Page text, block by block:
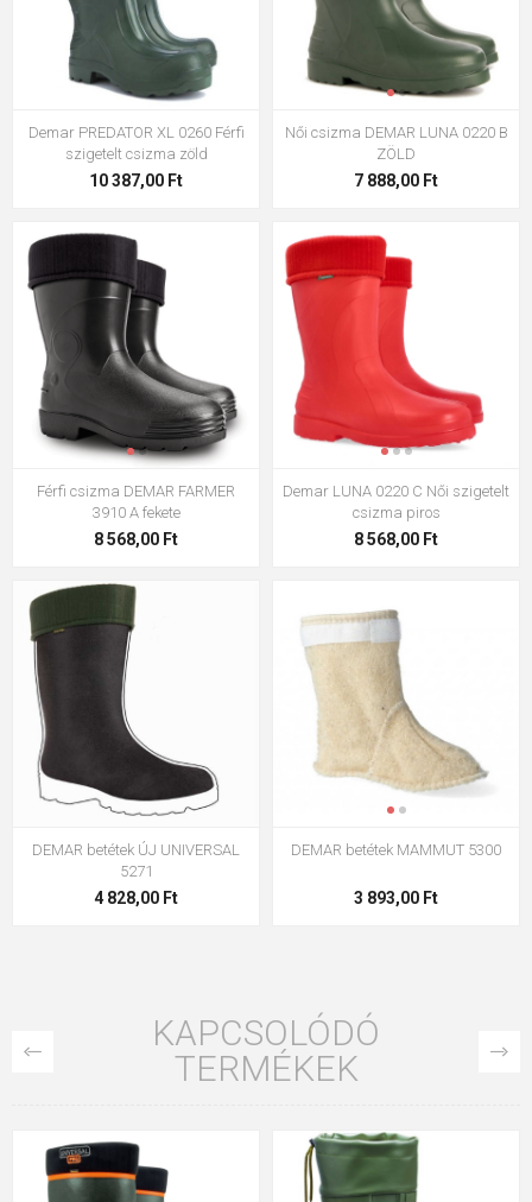
Demar PREDATOR XL 0260 Férfi
szigetelt csizma zöld
10 387,00 Ft
Női csizma DEMAR LUNA 0220 B
ZÖLD
7 888,00 Ft
Férfi csizma DEMAR FARMER
3910 A fekete
8 568,00 Ft
Demar LUNA 0220 C Női szigetelt
csizma piros
8 568,00 Ft
DEMAR betétek ÚJ UNIVERSAL
5271
4 828,00 Ft
DEMAR betétek MAMMUT 5300
3 893,00 Ft
KAPCSOLÓDÓ
TERMÉKEK